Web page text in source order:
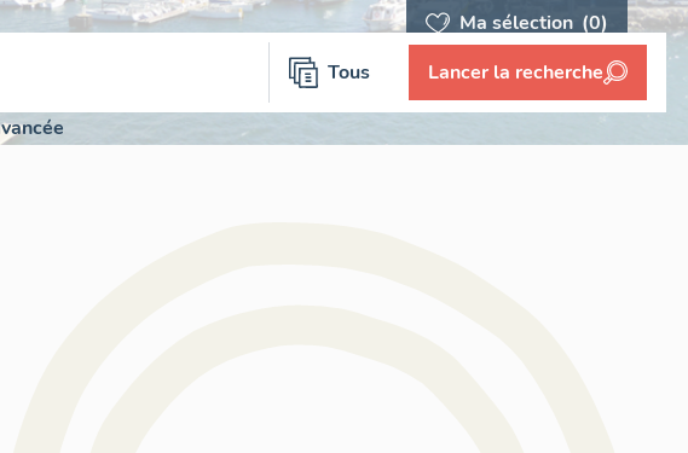
Ma sélection (0)
Tous Lancer la recherche